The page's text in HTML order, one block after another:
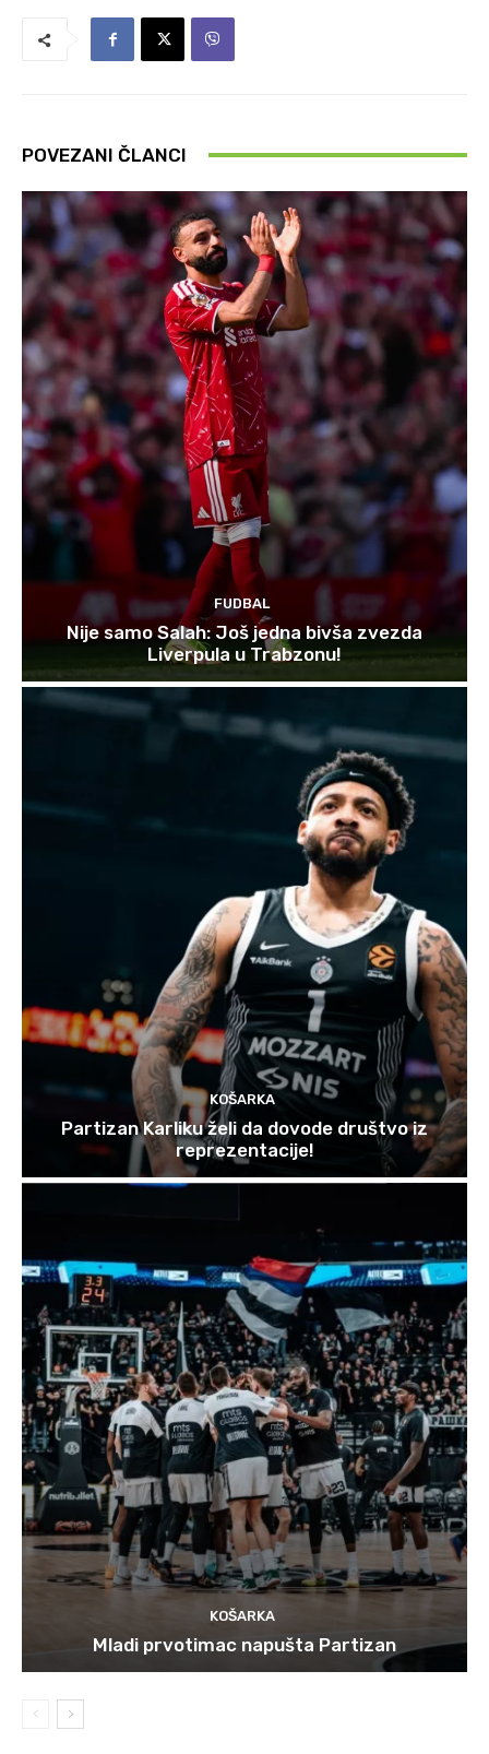
POVEZANI ČLANCI
FUDBAL
Nije samo Salah: Još jedna bivša zvezda
Liverpula u Trabzonu!
KOŠARKA
Partizan Karliku želi da dovode društvo iz
reprezentacije!
KOŠARKA
Mladi prvotimac napušta Partizan